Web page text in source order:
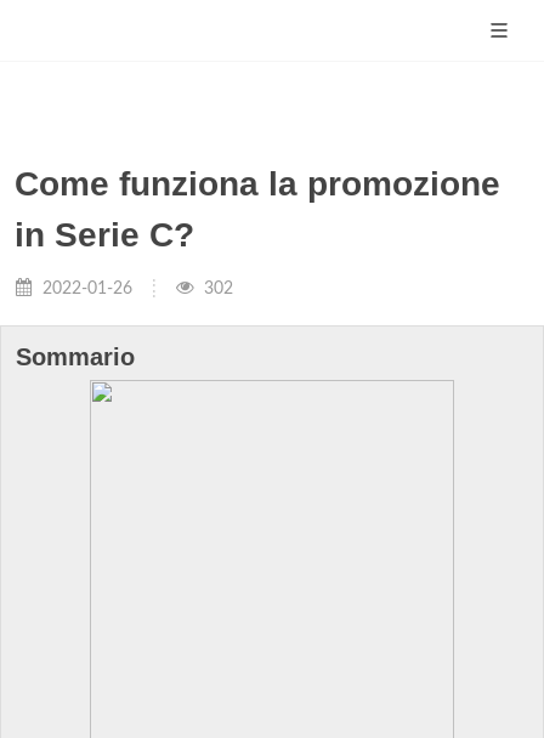
Come funziona la promozione
in Serie C?
2022-01-26 302
Sommario